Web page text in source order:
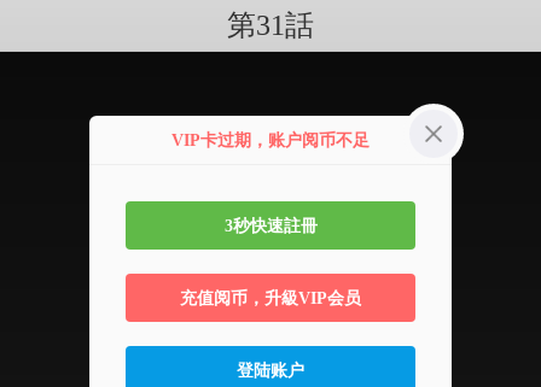
第31話
VIP卡过期，账户阅币不足
3秒快速註冊
充值阅币，升級VIP会员
登陆账户